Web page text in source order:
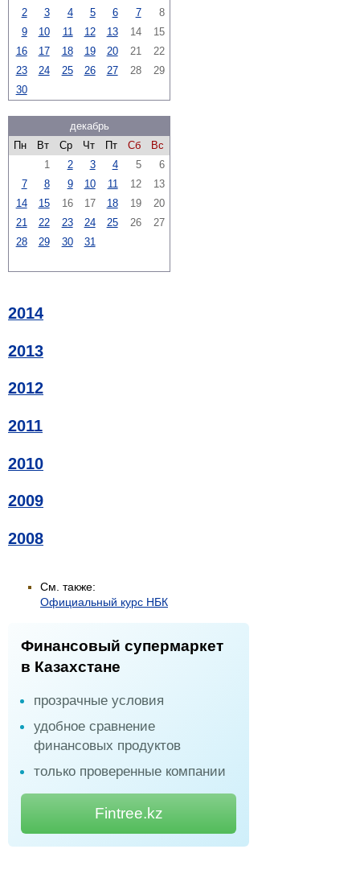
2
3 4 5 6 7
8
9
10 11 12 13 14
15
16
17 18 19 20 21
22
23
24 25 26 27 28
29
30
декабрь
Пн
Вт Ср Чт Пт Сб
Вс
1
2 3 4 5
6
7
8 9 10 11 12
13
14
15 16 17 18 19
20
21
22 23 24 25 26
27
28
29 30 31
2014
2013
2012
2011
2010
2009
2008
См. также:
Официальный курс НБК
Финансовый супермаркет
в Казахстане
прозрачные условия
удобное сравнение
финансовых продуктов
только проверенные компании
Fintree.kz